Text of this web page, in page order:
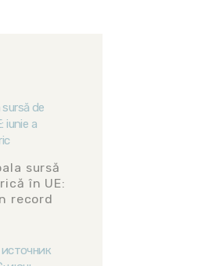
sursă
în UE:
record